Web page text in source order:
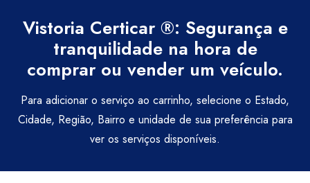
Vistoria Certicar ®: Segurança e
tranquilidade na hora de
comprar ou vender um veículo.
Para adicionar o serviço ao carrinho, selecione o Estado,
Cidade, Região, Bairro e unidade de sua preferência para
ver os serviços disponíveis.